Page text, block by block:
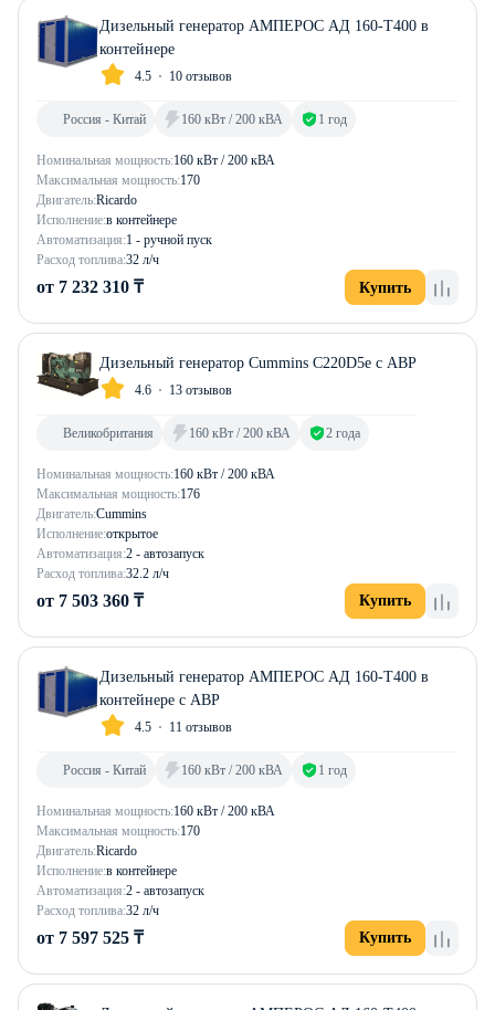
Дизельный генератор АМПЕРОС АД 160-Т400 в
контейнере
4.5 10 отзывов
Номинальная мощность:160 кВт / 200 кВА
Максимальная мощность:170
Двигатель:Ricardo
Исполнение:в контейнере
Автоматизация:1 - ручной пуск
Расход топлива:32 л/ч
Россия - Китай 160 кВт / 200 кВА 1 год
от 7 232 310 ₸ Купить
Дизельный генератор Cummins C220D5e с АВР
4.6 13 отзывов
Номинальная мощность:160 кВт / 200 кВА
Максимальная мощность:176
Двигатель:Cummins
Исполнение:открытое
Автоматизация:2 - автозапуск
Расход топлива:32.2 л/ч
Великобритания 160 кВт / 200 кВА 2 года
от 7 503 360 ₸ Купить
Дизельный генератор АМПЕРОС АД 160-Т400 в
контейнере с АВР
4.5 11 отзывов
Номинальная мощность:160 кВт / 200 кВА
Максимальная мощность:170
Двигатель:Ricardo
Исполнение:в контейнере
Автоматизация:2 - автозапуск
Расход топлива:32 л/ч
Россия - Китай 160 кВт / 200 кВА 1 год
от 7 597 525 ₸ Купить